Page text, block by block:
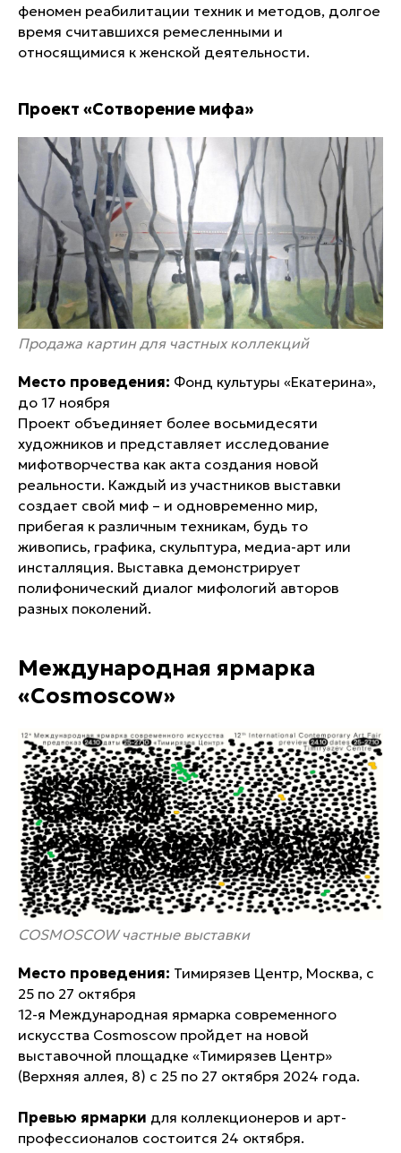
феномен реабилитации техник и методов, долгое
время считавшихся ремесленными и
относящимися к женской деятельности.
Проект «Сотворение мифа»
Продажа картин для частных коллекций
Место проведения: Фонд культуры «Екатерина»,
до 17 ноября
Проект объединяет более восьмидесяти
художников и представляет исследование
мифотворчества как акта создания новой
реальности. Каждый из участников выставки
создает свой миф – и одновременно мир,
прибегая к различным техникам, будь то
живопись, графика, скульптура, медиа-арт или
инсталляция. Выставка демонстрирует
полифонический диалог мифологий авторов
разных поколений.
Международная ярмарка
«Cosmoscow»
COSMOSCOW частные выставки
Место проведения: Тимирязев Центр, Москва, с
25 по 27 октября
12-я Международная ярмарка современного
искусства Cosmoscow пройдет на новой
выставочной площадке «Тимирязев Центр»
(Верхняя аллея, 8) с 25 по 27 октября 2024 года.
Превью ярмарки для коллекционеров и арт-
профессионалов состоится 24 октября.